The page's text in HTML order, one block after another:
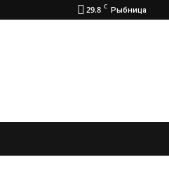
29.8 C Рыбница